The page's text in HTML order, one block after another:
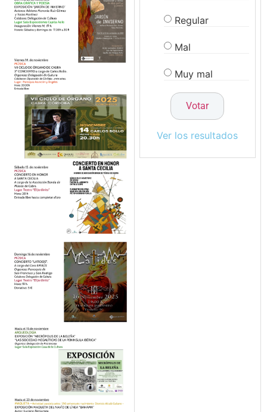
Regular
Mal
Muy mal
Ver los resultados